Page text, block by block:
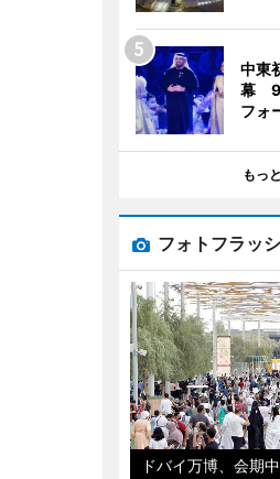
中東
幕
フォ
もっ
フォトフラッ
ドバイ万博、会期